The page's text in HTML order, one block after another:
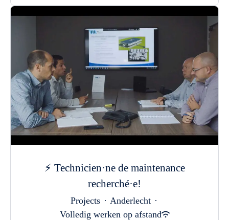
⚡ Technicien·ne de maintenance
recherché·e!
Projects · Anderlecht ·
Volledig werken op afstand